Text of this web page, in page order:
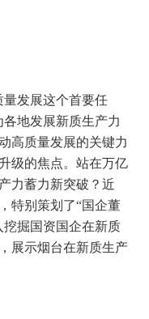
量发展这个首要任
地发展新质生产力
高质量发展的关键力
级的焦点。站在万亿
力蓄力新突破？近
特别策划了“国企董
掘国资国企在新质
展示烟台在新质生产